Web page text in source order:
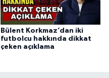
Bülent Korkmaz’dan iki
futbolcu hakkında dikkat
çeken açıklama